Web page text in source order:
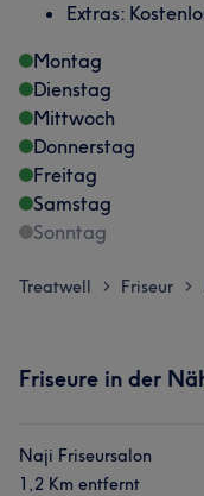
Extras:
Montag
Dienstag
Mittwoch
Donnerstag
Freitag
Samstag
Sonntag
Treatwell > Friseur >
Friseure in der
Naji Friseursalon
1,2 Km entfernt